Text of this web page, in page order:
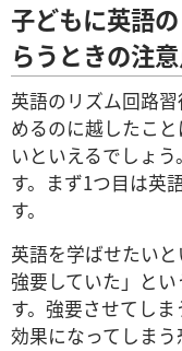
子どもに英語
らうときの注
英語のリズム回路
めるのに越したこ
いといえるでしょ
す。まず1つ目は英
す。
英語を学ばせたい
強要していた」と
す。強要させてし
効果になってしま